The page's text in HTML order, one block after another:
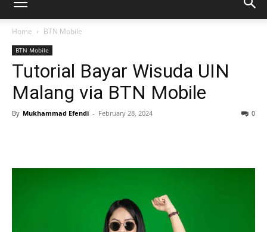
Home BTN Mobile
BTN Mobile
Tutorial Bayar Wisuda UIN
Malang via BTN Mobile
By Mukhammad Efendi - February 28, 2024 0